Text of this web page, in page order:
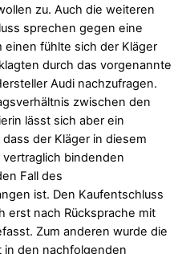
zu. Auch die weiteren
sprechen gegen eine
einen fühlte sich der Kläger
durch das vorgenannte
Audi nachzufragen.
zwischen den
lässt sich aber ein
der Kläger in diesem
bindenden
Fall des
ist. Den Kaufentschluss
erst nach Rücksprache mit
Zum anderen wurde die
in den nachfolgenden